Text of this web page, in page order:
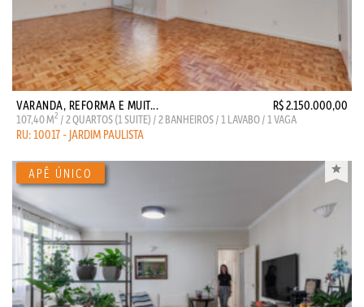
VARANDA, REFORMA E MUIT... R$ 2.150.000,00
107,40 M2 / 2 QUARTOS (1 SUITE) / 2 BANHEIROS / 1 LAVABO / 1 VAGA
RU: 10017 - JARDIM PAULISTA